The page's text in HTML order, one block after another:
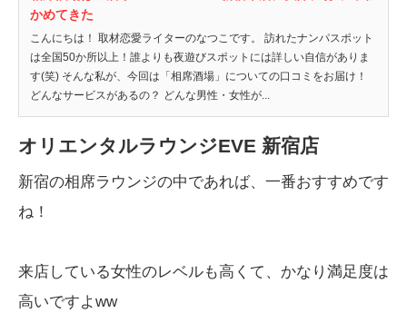
かめてきた
こんにちは！ 取材恋愛ライターのなつこです。 訪れたナンパスポット
は全国50か所以上！誰よりも夜遊びスポットには詳しい自信がありま
す(笑) そんな私が、今回は「相席酒場」についての口コミをお届け！
どんなサービスがあるの？ どんな男性・女性が...
オリエンタルラウンジEVE 新宿店
新宿の相席ラウンジの中であれば、一番おすすめです
ね！
来店している女性のレベルも高くて、かなり満足度は
高いですよww